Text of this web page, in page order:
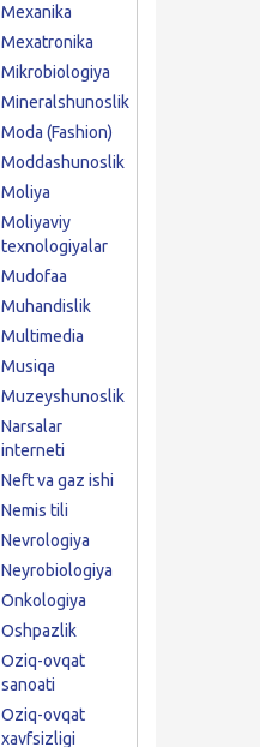
Mexanika
Mexatronika
Mikrobiologiya
Mineralshunoslik
Moda (Fashion)
Moddashunoslik
Moliya
Moliyaviy
texnologiyalar
Mudofaa
Muhandislik
Multimedia
Musiqa
Muzeyshunoslik
Narsalar
interneti
Neft va gaz ishi
Nemis tili
Nevrologiya
Neyrobiologiya
Onkologiya
Oshpazlik
Oziq-ovqat
sanoati
Oziq-ovqat
xavfsizligi